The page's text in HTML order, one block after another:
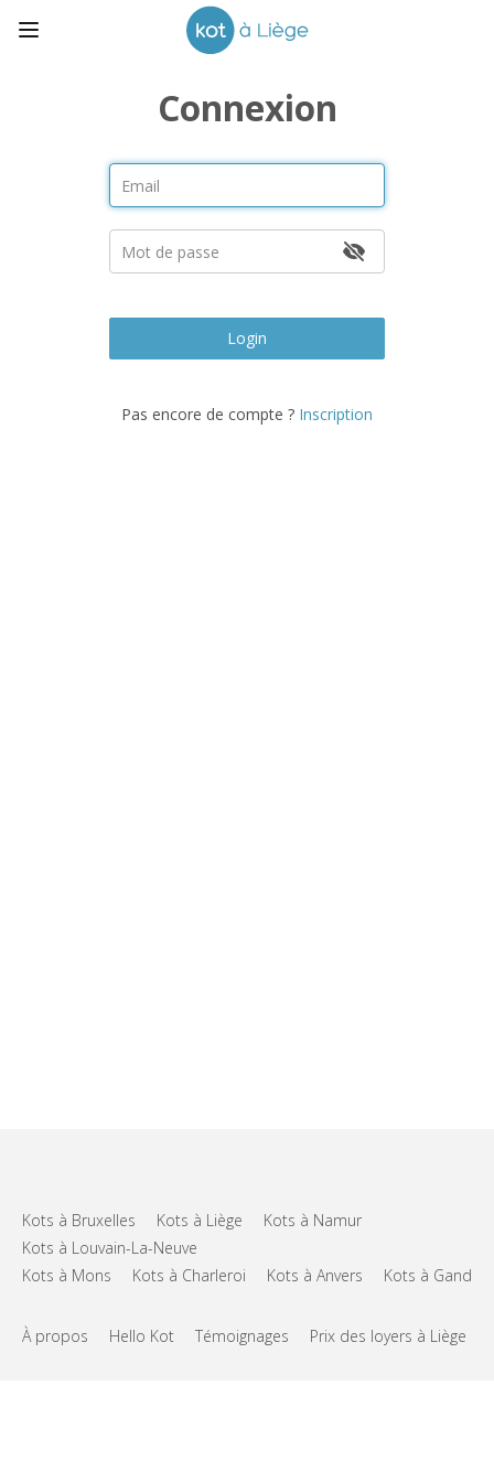
Connexion
Login
Pas encore de compte ? Inscription
Kots à Bruxelles Kots à Liège
Kots à Namur
Kots à Louvain-La-Neuve
Kots à Mons
Kots à Charleroi Kots à Anvers Kots à Gand
À propos Hello Kot Témoignages Prix des loyers à Liège